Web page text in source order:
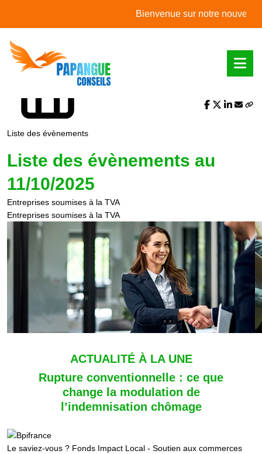
Bienvenue sur notre nouveau site
L'actualité du mois
Liste des évènements
Liste des évènements au
11/10/2025
Entreprises soumises à la TVA
Entreprises soumises à la TVA
ACTUALITÉ À LA UNE
Rupture conventionnelle : ce que
change la modulation de
l’indemnisation chômage
Le saviez-vous ? Fonds Impact Local - Soutien aux commerces